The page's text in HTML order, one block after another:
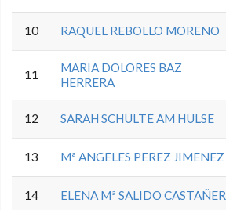
10 RAQUEL REBOLLO MORENO
11
MARIA DOLORES BAZ
HERRERA
12 SARAH SCHULTE AM HULSE
13 Mª ANGELES PEREZ JIMENEZ
14 ELENA Mª SALIDO CASTAÑER